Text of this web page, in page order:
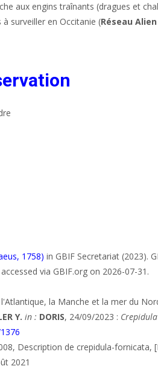
aux engins traînants (dragues et
surveiller en Occitanie (Réseau
1758) in GBIF Secretariat (2023).
accessed via GBIF.org on 2026-07-31.
la Manche et la mer du
Y. in : DORIS, 24/09/2023 :
Description de crepidula-fornicata,
2021